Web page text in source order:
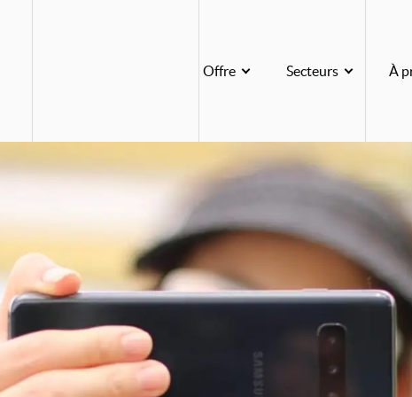
Offre Secteurs À
Offre
À propos
Contactez-nous